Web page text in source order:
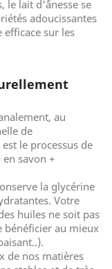
le lait d'ânesse se
adoucissantes
efficace sur les
au
de
le processus de
savon +
la glycérine
Votre
huiles ne soit pas
bénéficier au mieux
de nos matières